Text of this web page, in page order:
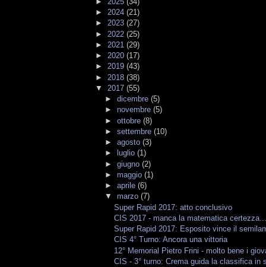
► 2024 (21)
► 2023 (27)
► 2022 (25)
► 2021 (29)
► 2020 (17)
► 2019 (43)
► 2018 (38)
▼ 2017 (55)
► dicembre (5)
► novembre (5)
► ottobre (8)
► settembre (10)
► agosto (3)
►
luglio (1)
► giugno (2)
► maggio (1)
► aprile (6)
▼ marzo (7)
Super Rapid 2017: atto conclusivo
CIS 2017 - manca la matematica
Super Rapid 2017: Esposito vince il
CIS 4° Turno: Ancora una vittoria
12° Memorial Pietro Frini - molto bene i
CIS - 3° turno: Crema guida la classifica in